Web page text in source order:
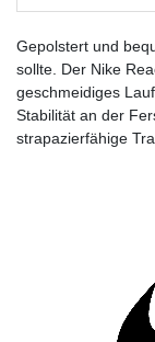
Gepolstert und
sollte. Der Nike
geschmeidiges
Stabilität an der
strapazierfähige